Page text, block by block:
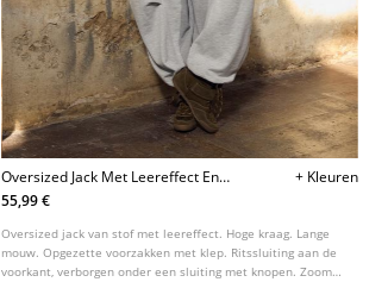
Oversized Jack Met Leereffect En
Knopen
+ Kleuren
55,99 €
Oversized jack van stof met leereffect. Hoge kraag. Lange
mouw. Opgezette voorzakken met klep. Ritssluiting aan de
voorkant, verborgen onder een sluiting met knopen. Zoom